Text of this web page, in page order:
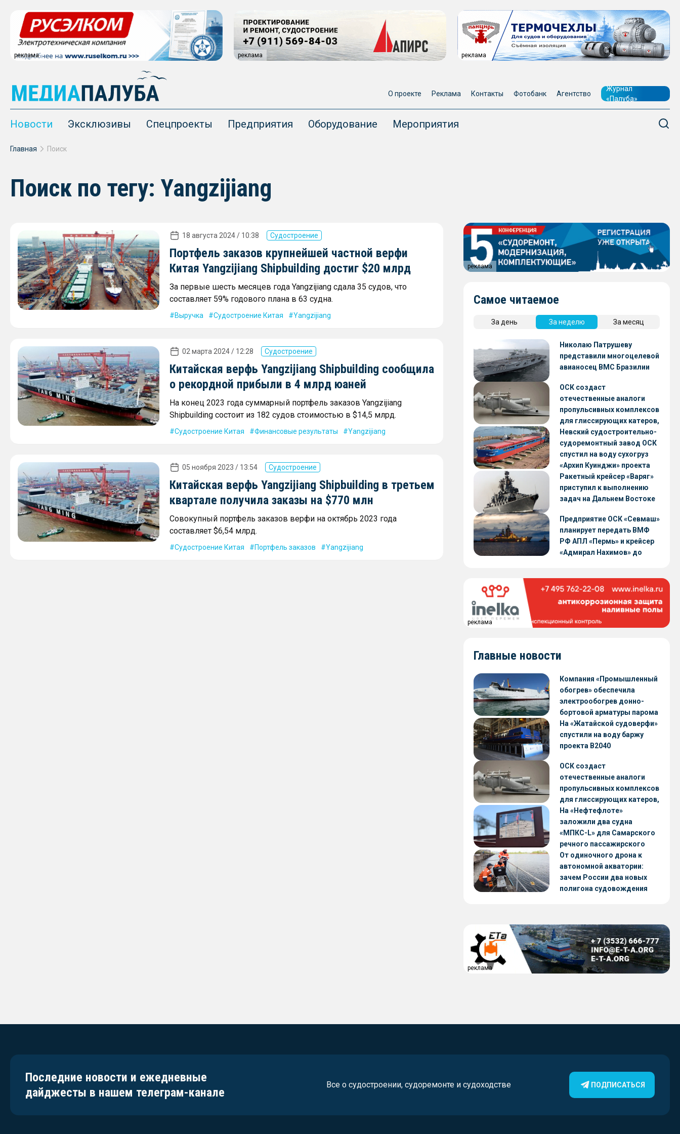
реклама реклама реклама
О проекте Реклама Контакты Фотобанк Агентство
Журнал
«Палуба»
Новости Эксклюзивы Спецпроекты Предприятия Оборудование Мероприятия
Главная Поиск
Поиск по тегу: Yangzijiang
18 августа 2024 / 10:38 Судостроение
Портфель заказов крупнейшей частной верфи
Китая Yangzijiang Shipbuilding достиг $20 млрд
За первые шесть месяцев года Yangzijiang сдала 35 судов, что
составляет 59% годового плана в 63 судна.
Выручка Судостроение Китая Yangzijiang
02 марта 2024 / 12:28 Судостроение
Китайская верфь Yangzijiang Shipbuilding сообщила
о рекордной прибыли в 4 млрд юаней
На конец 2023 года суммарный портфель заказов Yangzijiang
Shipbuilding состоит из 182 судов стоимостью в $14,5 млрд.
Судостроение Китая Финансовые результаты Yangzijiang
05 ноября 2023 / 13:54 Судостроение
Китайская верфь Yangzijiang Shipbuilding в третьем
квартале получила заказы на $770 млн
Совокупный портфель заказов верфи на октябрь 2023 года
составляет $6,54 млрд.
Судостроение Китая Портфель заказов Yangzijiang
реклама
Самое читаемое
За день За неделю За месяц
Николаю Патрушеву
представили многоцелевой
авианосец ВМС Бразилии
ОСК создаст
отечественные аналоги
пропульсивных комплексов
для глиссирующих катеров,
скоростных судов и судов с
малой осадкой
Невский судостроительно-
судоремонтный завод ОСК
спустил на воду сухогруз
«Архип Куинджи» проекта
RSD59
Ракетный крейсер «Варяг»
приступил к выполнению
задач на Дальнем Востоке
Предприятие ОСК «Севмаш»
планирует передать ВМФ
РФ АПЛ «Пермь» и крейсер
«Адмирал Нахимов» до
реклама
Главные новости
Компания «Промышленный
обогрев» обеспечила
электрообогрев донно-
бортовой арматуры парома
«Петропавловск» проекта
CNF22
На «Жатайской судоверфи»
спустили на воду баржу
проекта В2040
ОСК создаст
отечественные аналоги
пропульсивных комплексов
для глиссирующих катеров,
скоростных судов и судов с
малой осадкой
На «Нефтефлоте»
заложили два судна
«МПКС-L» для Самарского
речного пассажирского
предприятия
От одиночного дрона к
автономной акватории:
зачем России два новых
полигона судовождения
реклама
Последние новости и ежедневные
дайджесты в нашем телеграм-канале
Все о судостроении, судоремонте и судоходстве ПОДПИСАТЬСЯ